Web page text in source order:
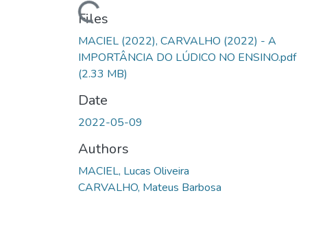
Loading...
Files
MACIEL (2022), CARVALHO (2022) - A
IMPORTÂNCIA DO LÚDICO NO ENSINO.pdf
(2.33 MB)
Date
2022-05-09
Authors
MACIEL, Lucas Oliveira
CARVALHO, Mateus Barbosa